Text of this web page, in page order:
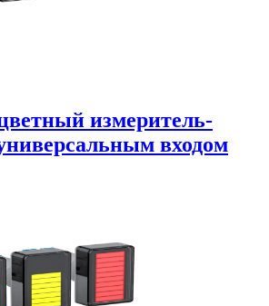
измеритель-
входом